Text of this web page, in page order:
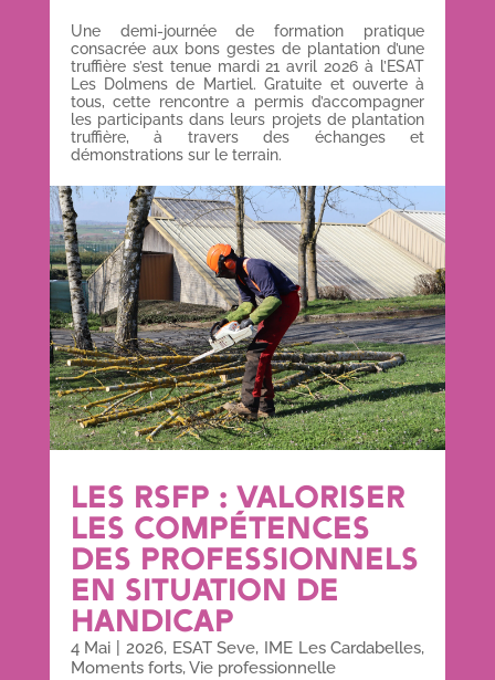
Une demi-journée de formation pratique
consacrée aux bons gestes de plantation d’une
truffière s’est tenue mardi 21 avril 2026 à l’ESAT
Les Dolmens de Martiel. Gratuite et ouverte à
tous, cette rencontre a permis d’accompagner
les participants dans leurs projets de plantation
truffière, à travers des échanges et
démonstrations sur le terrain.
LES RSFP : VALORISER
LES COMPÉTENCES
DES PROFESSIONNELS
EN SITUATION DE
HANDICAP
4 Mai 2026, ESAT Seve, IME Les Cardabelles,
Moments forts,Vie professionnelle